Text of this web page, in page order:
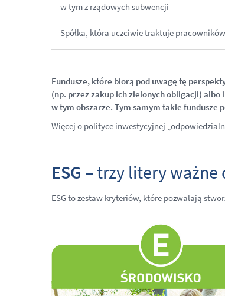
w tym z rządowych subwencji
Spółka, która uczciwie traktuje
Fundusze, które biorą pod uwagę tę
(np. przez zakup ichzielonych obligacji) albo
wtym obszarze. Tym samym takie fundusze
Więcej o polityce inwestycyjnej
ESG – trzy litery
ESG to zestaw kryteriów, które pozwalają